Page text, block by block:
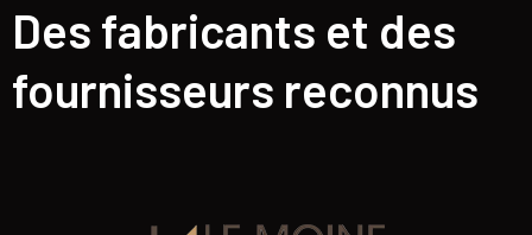
Des fabricants et des
fournisseurs reconnus